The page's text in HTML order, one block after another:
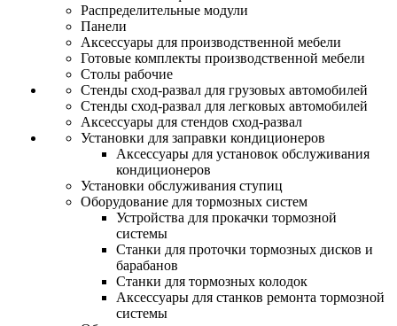
Распределительные модули
Панели
Аксессуары для производственной мебели
Готовые комплекты производственной мебели
Столы рабочие
Стенды сход-развал для грузовых автомобилей
Стенды сход-развал для легковых автомобилей
Аксессуары для стендов сход-развал
Установки для заправки кондиционеров
Аксессуары для установок обслуживания
кондиционеров
Установки обслуживания ступиц
Оборудование для тормозных систем
Устройства для прокачки тормозной
системы
Станки для проточки тормозных дисков и
барабанов
Станки для тормозных колодок
Аксессуары для станков ремонта тормозной
системы